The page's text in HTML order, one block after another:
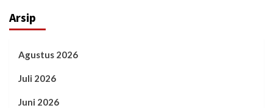
Arsip
Agustus 2026
Juli 2026
Juni 2026